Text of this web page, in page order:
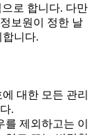
으로 합니다. 다만
보원이 정한 날
니다.
대한 모든 관리
.
제외하고는 이